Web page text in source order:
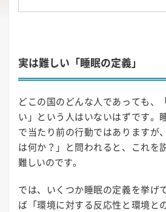
実は難しい「睡眠の定義」
どこの国のどんな人であっても、
い」という人はいないはずです。
で当たり前の行動ではありますが
は何か？」と問われると、これを
難しいのです。
では、いくつか睡眠の定義を挙げ
ば「環境に対する反応性と環境と